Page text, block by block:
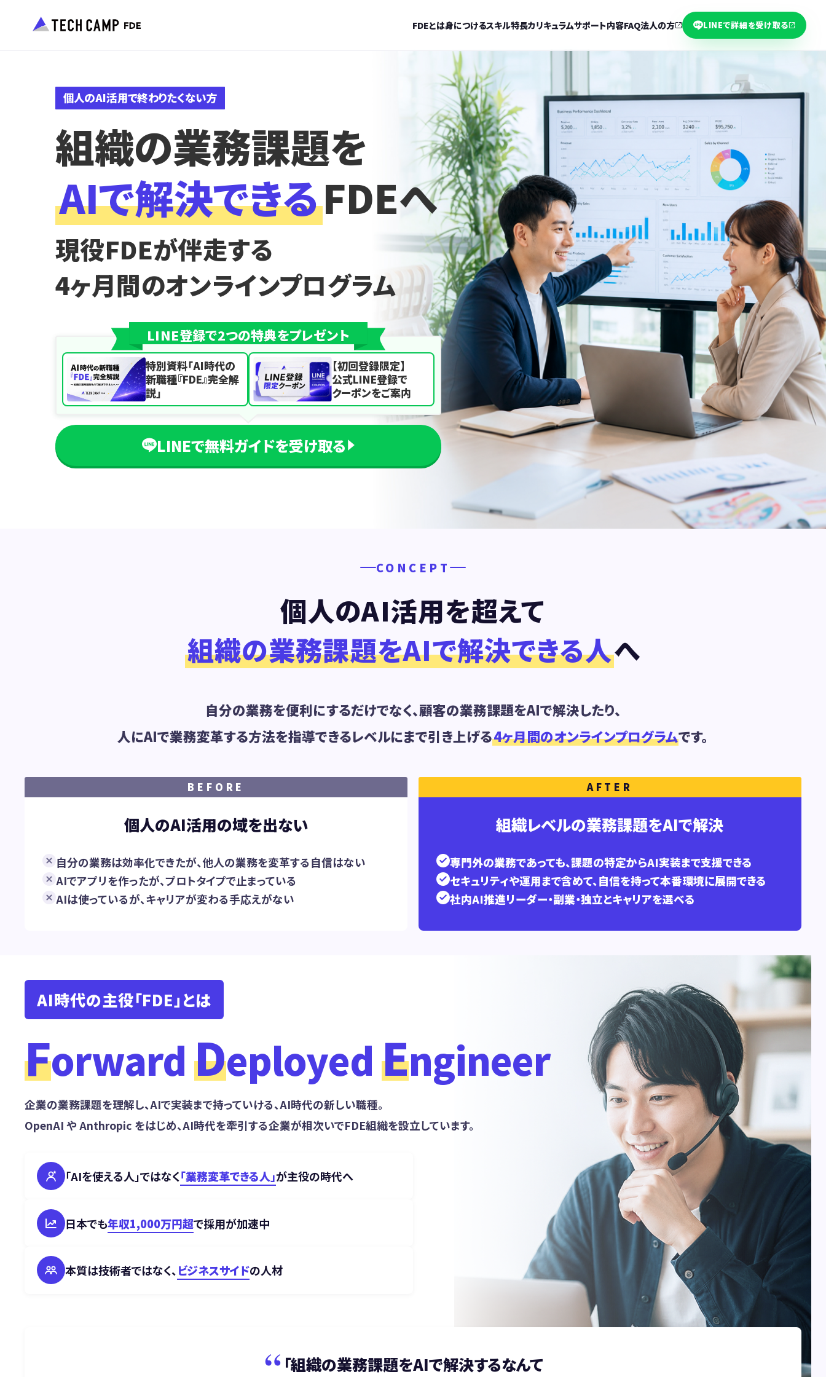
FDEとは身につけるスキル特長カリキュラムサポート内容FAQ法人の方 LINEで詳細を受け取る
個人のAI活用で終わりたくない方
組織の業務課題を
AIで解決できるFDEへ
現役FDEが伴走する
4ヶ月間のオンラインプログラム
LINE登録で2つの特典をプレゼント
特別資料「AI時代の
新職種『FDE』完全解
説」
【初回登録限定】
公式LINE登録で
クーポンをご案内
LINEで無料ガイドを受け取る
CONCEPT
個人のAI活用を超えて
組織の業務課題をAIで解決できる人へ
自分の業務を便利にするだけでなく、顧客の業務課題をAIで解決したり、
人にAIで業務変革する方法を指導できるレベルにまで引き上げる4ヶ月間のオンラインプログラムです。
個人のAI活用の域を出ない
自分の業務は効率化できたが、他人の業務を変革する自信はない
AIでアプリを作ったが、プロトタイプで止まっている
AIは使っているが、キャリアが変わる手応えがない
組織レベルの業務課題をAIで解決
専門外の業務であっても、課題の特定からAI実装まで支援できる
セキュリティや運用まで含めて、自信を持って本番環境に展開できる
社内AI推進リーダー・副業・独立とキャリアを選べる
AI時代の主役「FDE」とは
ForwardDeployedEngineer
企業の業務課題を理解し、AIで実装まで持っていける、AI時代の新しい職種。
OpenAI や Anthropic をはじめ、AI時代を牽引する企業が相次いでFDE組織を設立しています。
「AIを使える人」ではなく「業務変革できる人」が主役の時代へ
日本でも年収1,000万円超で採用が加速中
本質は技術者ではなく、ビジネスサイドの人材
“ 「組織の業務課題をAIで解決するなんて